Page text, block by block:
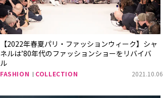
【2022年春夏パリ・ファッションウィーク】シャ
ネルは’80年代のファッションショーをリバイバ
ル
FASHION COLLECTION 2021.10.06